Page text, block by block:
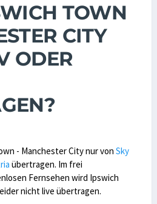
TOWN
CITY
ODER
- Manchester City nur von Sky
übertragen. Im frei
Fernsehen wird Ipswich
nicht live übertragen.